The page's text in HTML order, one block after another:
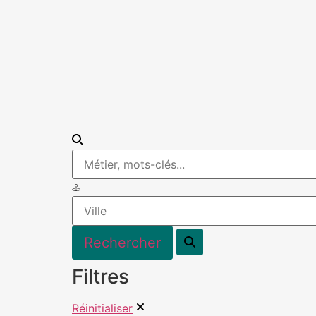
Filtres
Réinitialiser